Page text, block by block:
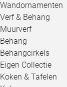
Wandornamenten
Verf & Behang
Muurverf
Behang
Behangcirkels
Eigen Collectie
Koken & Tafelen